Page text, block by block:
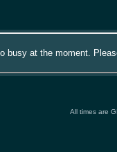
busy at the moment.
All times are